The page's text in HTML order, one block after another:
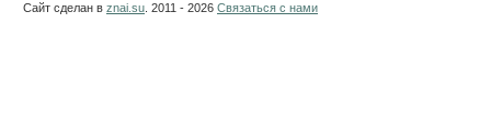
Сайт сделан в znai.su . 2011 - 2026 Связаться с нами